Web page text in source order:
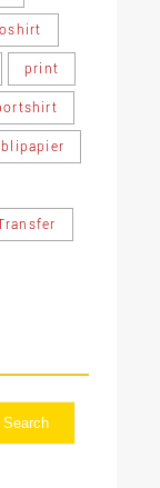
print